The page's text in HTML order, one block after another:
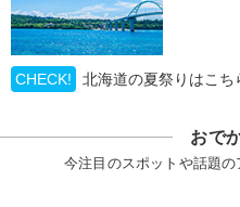
CHECK! 北海道の夏祭りはこち
おで
今注目のスポットや話題